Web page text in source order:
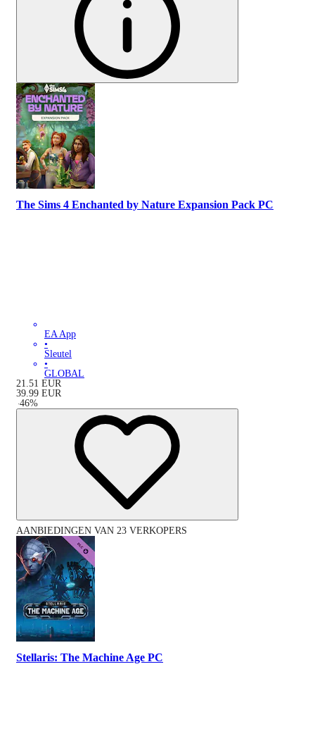
The Sims 4 Enchanted by Nature Expansion Pack PC
EA App
•
Sleutel
•
GLOBAL
21.51 EUR
39.99 EUR
-46%
AANBIEDINGEN VAN 23 VERKOPERS
Stellaris: The Machine Age PC